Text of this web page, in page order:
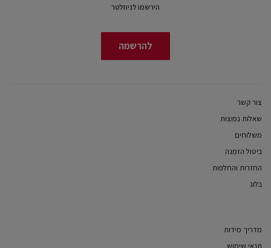
הירשמו לניוזלטר
להרשמה
צור קשר
שאלות נפוצות
משלוחים
ביטול הזמנה
החזרות והחלפות
בלוג
מדריך מידות
תנאי שימוש